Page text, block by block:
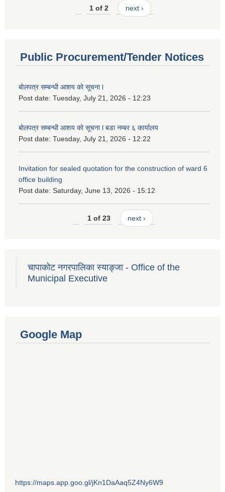
1 of 2 next ›
Public Procurement/Tender Notices
बोलपत्र सम्बन्धी आशय को सूचना l
Post date: Tuesday, July 21, 2026 - 12:23
बोलपत्र सम्बन्धी आशय को सूचना l बडा नम्बर ६ कार्यालय
Post date: Tuesday, July 21, 2026 - 12:22
Invitation for sealed quotation for the construction of ward 6
office building
Post date: Saturday, June 13, 2026 - 15:12
1 of 23 next ›
चापाकोट नगरपालिका स्याङ्जा - Office of the
Municipal Executive
Google Map
https://maps.app.goo.gl/jKn1DaAaq5Z4Ny6W9